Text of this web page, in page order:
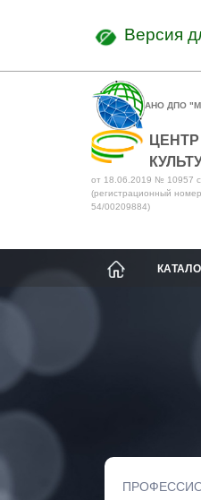
Версия
АНО ДПО
от 18.06.2019 № 10957
(регистрационный
54/00209884)